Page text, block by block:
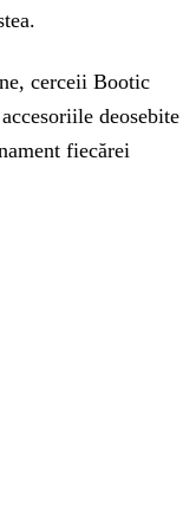
cerceii Bootic
deosebite
fiecărei